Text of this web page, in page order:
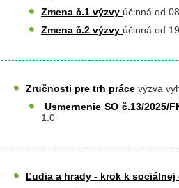
Zmena č.1 výzvy účinná od
Zmena č.2 výzvy účinná od
Zručnosti pre trh práce výzva
Usmernenie SO č.13/2025/
1.0
Ľudia a hrady - krok k sociálnej